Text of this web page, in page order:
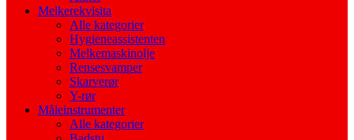
Melkerekvisita
Alle kategorier
Hygieneassistenten
Melkemaskinolje
Rensesvamper
Skarverør
Y-rør
Måleinstrumenter
Alle kategorier